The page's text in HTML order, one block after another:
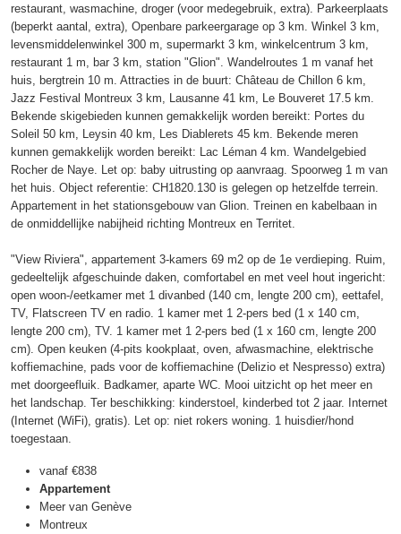
restaurant, wasmachine, droger (voor medegebruik, extra). Parkeerplaats
(beperkt aantal, extra), Openbare parkeergarage op 3 km. Winkel 3 km,
levensmiddelenwinkel 300 m, supermarkt 3 km, winkelcentrum 3 km,
restaurant 1 m, bar 3 km, station "Glion". Wandelroutes 1 m vanaf het
huis, bergtrein 10 m. Attracties in de buurt: Château de Chillon 6 km,
Jazz Festival Montreux 3 km, Lausanne 41 km, Le Bouveret 17.5 km.
Bekende skigebieden kunnen gemakkelijk worden bereikt: Portes du
Soleil 50 km, Leysin 40 km, Les Diablerets 45 km. Bekende meren
kunnen gemakkelijk worden bereikt: Lac Léman 4 km. Wandelgebied
Rocher de Naye. Let op: baby uitrusting op aanvraag. Spoorweg 1 m van
het huis. Object referentie: CH1820.130 is gelegen op hetzelfde terrein.
Appartement in het stationsgebouw van Glion. Treinen en kabelbaan in
de onmiddellijke nabijheid richting Montreux en Territet.
"View Riviera", appartement 3-kamers 69 m2 op de 1e verdieping. Ruim,
gedeeltelijk afgeschuinde daken, comfortabel en met veel hout ingericht:
open woon-/eetkamer met 1 divanbed (140 cm, lengte 200 cm), eettafel,
TV, Flatscreen TV en radio. 1 kamer met 1 2-pers bed (1 x 140 cm,
lengte 200 cm), TV. 1 kamer met 1 2-pers bed (1 x 160 cm, lengte 200
cm). Open keuken (4-pits kookplaat, oven, afwasmachine, elektrische
koffiemachine, pads voor de koffiemachine (Delizio et Nespresso) extra)
met doorgeefluik. Badkamer, aparte WC. Mooi uitzicht op het meer en
het landschap. Ter beschikking: kinderstoel, kinderbed tot 2 jaar. Internet
(Internet (WiFi), gratis). Let op: niet rokers woning. 1 huisdier/hond
toegestaan.
vanaf €838
Appartement
Meer van Genève
Montreux